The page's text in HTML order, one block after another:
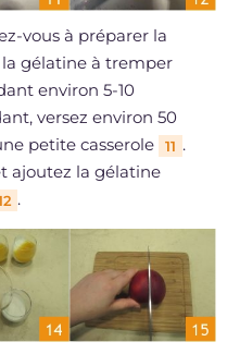
vous à préparer la
gélatine à tremper
environ 5-10
versez environ 50
petite casserole
11 .
ajoutez la gélatine
.